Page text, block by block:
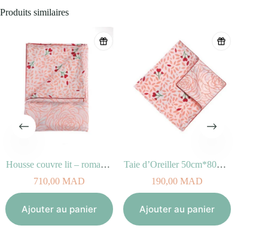
Produits similaires
Housse couvre lit – romance
710,00MAD
Ajouter au panier
Taie d’Oreiller 50cm*80cm – Romance
190,00MAD
Ajouter au panier